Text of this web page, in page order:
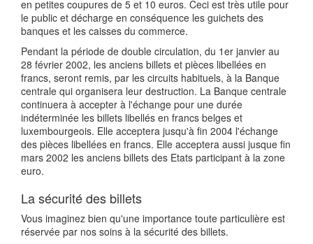
en petites coupures de 5 et 10 euros. Ceci est très utile pour
le public et décharge en conséquence les guichets des
banques et les caisses du commerce.
Pendant la période de double circulation, du 1er janvier au
28 février 2002, les anciens billets et pièces libellées en
francs, seront remis, par les circuits habituels, à la Banque
centrale qui organisera leur destruction. La Banque centrale
continuera à accepter à l'échange pour une durée
indéterminée les billets libellés en francs belges et
luxembourgeois. Elle acceptera jusqu'à fin 2004 l'échange
des pièces libellées en francs. Elle acceptera aussi jusque fin
mars 2002 les anciens billets des Etats participant à la zone
euro.
La sécurité des billets
Vous imaginez bien qu'une importance toute particulière est
réservée par nos soins à la sécurité des billets.